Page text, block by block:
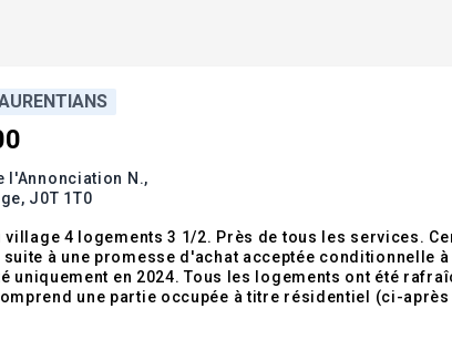
l'Annonciation N.,
J0T 1T0
4 logements 3 1/2. Près de tous les services. Centris#14067474 Les
une promesse d'achat acceptée conditionnelle à une visite. Le système de
les logements ont été rafraîchis. D4.2: L'immeuble faisant l'objet des
une partie occupée à titre résidentiel (ci-
(86,